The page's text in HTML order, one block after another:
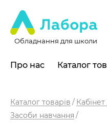
Обладнання для школи
Про нас Каталог
Каталог товарів
Засоби навчання